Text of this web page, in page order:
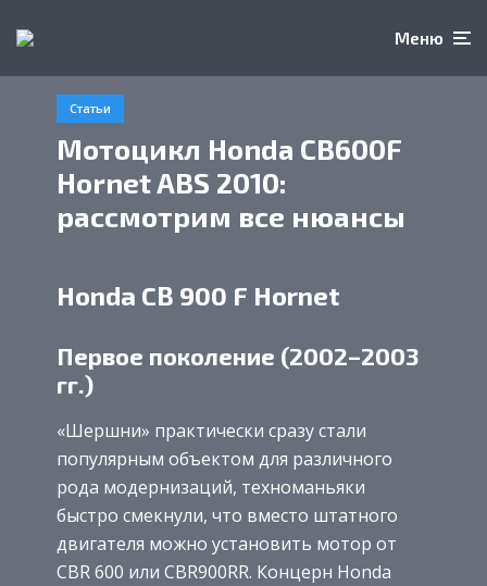
Меню
Статьи
Мотоцикл Honda CB600F
Hornet ABS 2010:
рассмотрим все нюансы
Honda CB 900 F Hornet
Первое поколение (2002–2003
гг.)
«Шершни» практически сразу стали
популярным объектом для различного
рода модернизаций, техноманьяки
быстро смекнули, что вместо штатного
двигателя можно установить мотор от
CBR 600 или CBR900RR. Концерн Honda